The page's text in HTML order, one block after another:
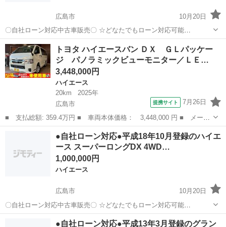
広島市
10月20日
〇自社ローン対応中古車販売〇 ☆どなたでもローン対応可能
☆ １、勤続年数の短い方や自営業の方 ２、パートを
される主婦の方や派遣社員の方 ３、自己破産等をされた方やローンが
組めない方 ４、他社様で...
広島 広島市 ハイエース
トヨタ ハイエースバン ＤＸ ＧＬパッケー
ジ パノラミックビューモニター／ＬＥ…
3,448,000円
ハイエース
20km
2025年
広島市
提携サイト 7月26日
■ 支払総額: 359.4万円 ■ 車両本体価格： 3,448,000 円 ■ メーカ
ー名： トヨタ ■ 車種名： ハイエースバン ■ グレード名： Ｄ
Ｘ ＧＬパッケージ パノラミックビューモニター／ＬＥＤヘッドラ
イト／両...
ハイエース
●自社ローン対応●平成18年10月登録のハイエ
ース スーパーロングDX 4WD…
1,000,000円
ハイエース
広島市
10月20日
〇自社ローン対応中古車販売〇 ☆どなたでもローン対応可能
☆ １、勤続年数の短い方や自営業の方 ２、パートを
される主婦の方や派遣社員の方 ３、自己破産等をされた方やローンが
ハイエース 車両
●自社ローン対応●平成13年3月登録のグラン